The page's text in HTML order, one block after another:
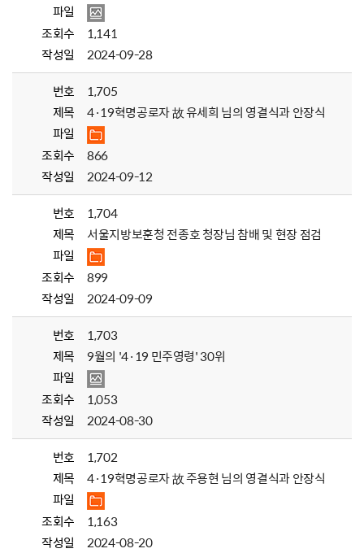
파일
조회수
1,141
작성일
2024-09-28
번호
1,705
제목
4·19혁명공로자 故 유세희 님의 영결식과 안장식
파일
조회수
866
작성일
2024-09-12
번호
1,704
제목
서울지방보훈청 전종호 청장님 참배 및 현장 점검
파일
조회수
899
작성일
2024-09-09
번호
1,703
제목
9월의 '4·19 민주영령' 30위
파일
조회수
1,053
작성일
2024-08-30
번호
1,702
제목
4·19혁명공로자 故 주용현 님의 영결식과 안장식
파일
조회수
1,163
작성일
2024-08-20